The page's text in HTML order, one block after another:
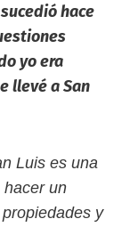
hace
yo era
llevé a San
Luis es una
hacer un
y